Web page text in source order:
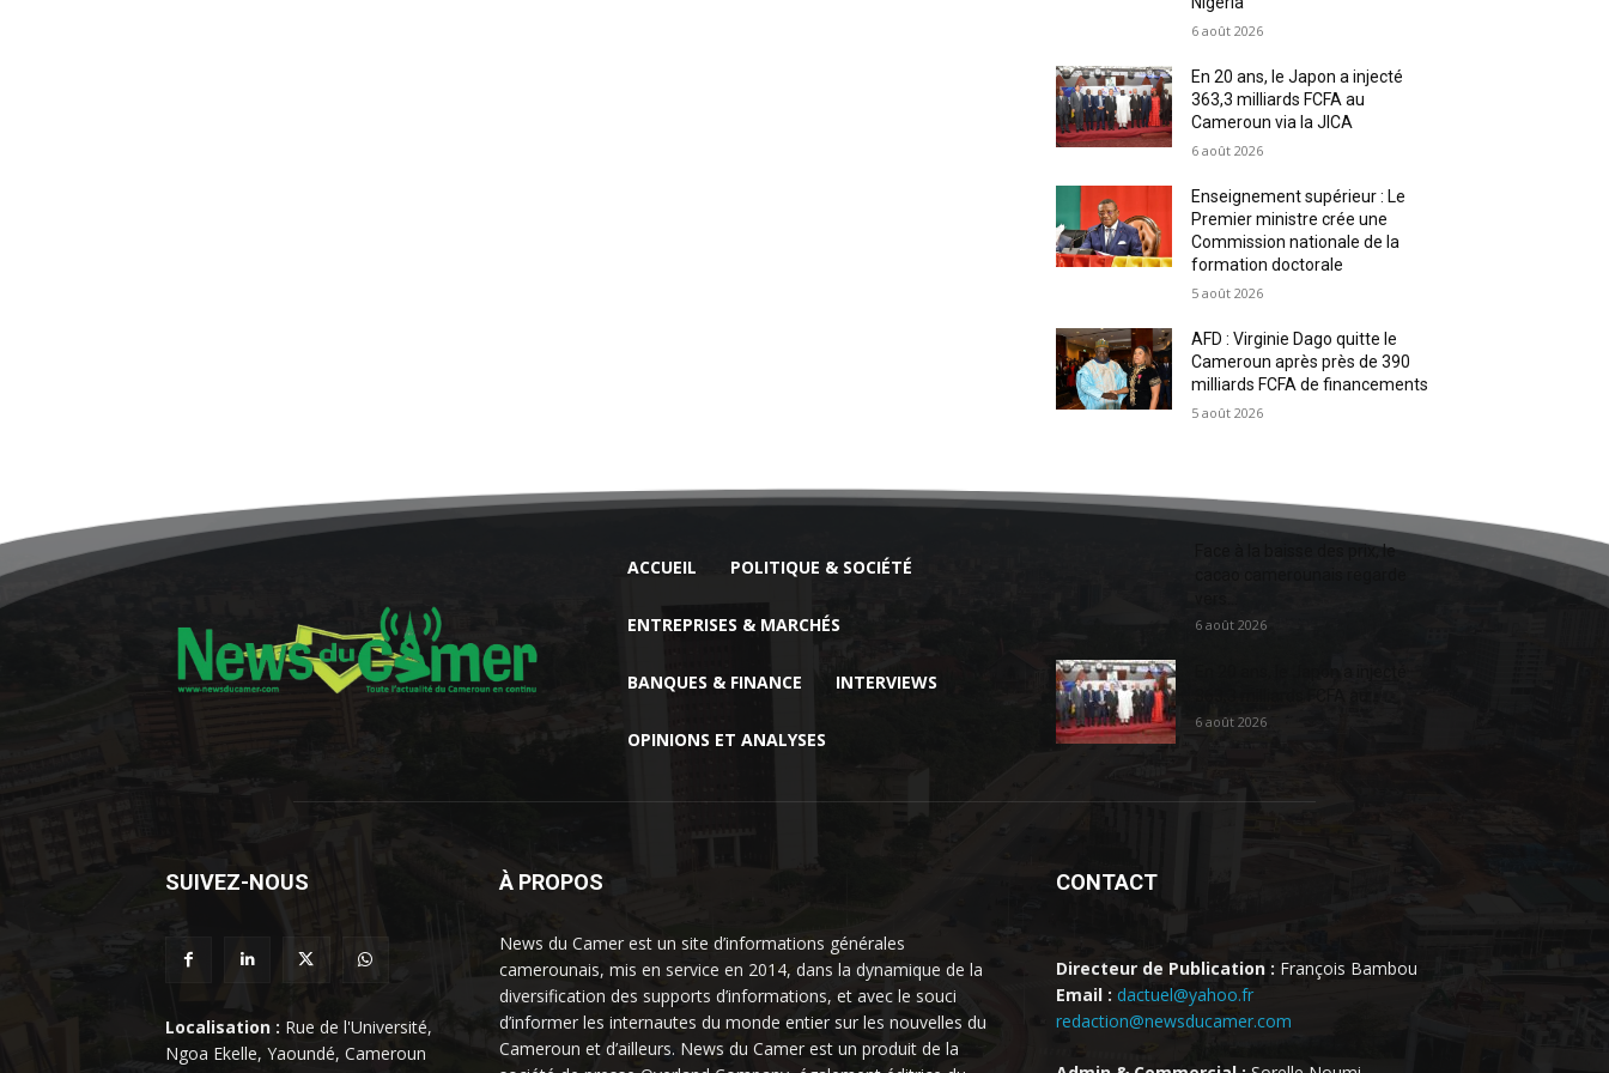
6 août 2026
En 20 ans, le Japon a injecté
363,3 milliards FCFA au
Cameroun via la JICA
6 août 2026
Enseignement supérieur : Le
Premier ministre crée une
Commission nationale de la
formation doctorale
5 août 2026
AFD : Virginie Dago quitte le
Cameroun après près de 390
milliards FCFA de financements
5 août 2026
ACCUEIL POLITIQUE & SOCIÉTÉ
ENTREPRISES & MARCHÉS
BANQUES & FINANCE INTERVIEWS
OPINIONS ET ANALYSES
Face à la baisse des prix, le
6 août 2026
6 août 2026
SUIVEZ-NOUS
Localisation : Rue de l'Université,
Ngoa Ekelle, Yaoundé, Cameroun
À PROPOS
News du Camer est un site d’informations générales
camerounais, mis en service en 2014, dans la dynamique de la
diversification des supports d’informations, et avec le souci
d’informer les internautes du monde entier sur les nouvelles du
Cameroun et d’ailleurs. News du Camer est un produit de la
CONTACT
Directeur de Publication : François Bambou
Email : dactuel@yahoo.fr
redaction@newsducamer.com